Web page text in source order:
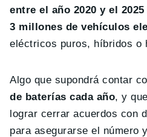
entre el año 2020 y el
3 millones de vehículos
eléctricos puros, híbridos o
Algo que supondrá contar
de baterías cada año, y
lograr cerrar acuerdos con
para asegurarse el número